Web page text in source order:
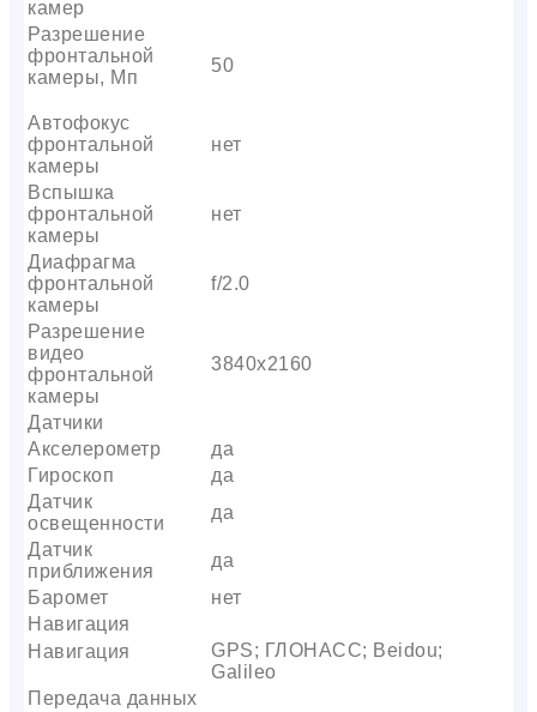
камер
Разрешение
фронтальной
камеры, Мп
50
Автофокус
фронтальной
камеры
нет
Вспышка
фронтальной
камеры
нет
Диафрагма
фронтальной
камеры
f/2.0
Разрешение
видео
фронтальной
камеры
3840х2160
Датчики
Акселерометр
да
Гироскоп
да
Датчик
освещенности
да
Датчик
приближения
да
Баромет
нет
Навигация
Навигация
GPS; ГЛОНАСС; Beidou;
Galileo
Передача данных